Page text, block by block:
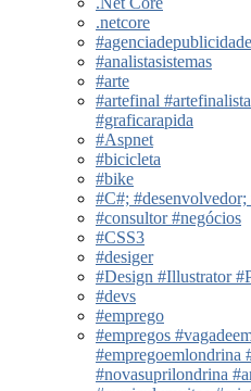
.netcore
#agenciadepublicidade
#analistasistemas
#arte
#artefinal
#graficarapida
#Aspnet
#bicicleta
#bike
#C#;
#consultor #negócios
#CSS3
#desiger
#Design #Illustrator
#devs
#emprego
#empregos
#empregoemlondrina
#novasuprilondrina